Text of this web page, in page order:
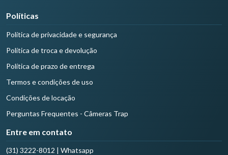
Políticas
Política de privacidade e segurança
Política de troca e devolução
Política de prazo de entrega
Termos e condições de uso
Condições de locação
Perguntas Frequentes - Câmeras Trap
Entre em contato
(31) 3222-8012 | Whatsapp